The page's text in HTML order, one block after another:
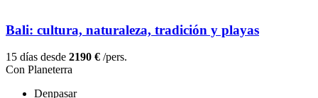
Bali: cultura, naturaleza, tradición y playas
15 días desde 2190 € /pers.
Con Planeterra
Denpasar